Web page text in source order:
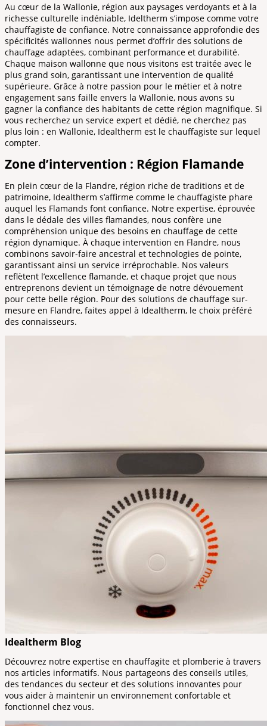
Au cœur de la Wallonie, région aux paysages verdoyants et à la
richesse culturelle indéniable, Ideltherm s’impose comme votre
chauffagiste de confiance. Notre connaissance approfondie des
spécificités wallonnes nous permet d’offrir des solutions de
chauffage adaptées, combinant performance et durabilité.
Chaque maison wallonne que nous visitons est traitée avec le
plus grand soin, garantissant une intervention de qualité
supérieure. Grâce à notre passion pour le métier et à notre
engagement sans faille envers la Wallonie, nous avons su
gagner la confiance des habitants de cette région magnifique. Si
vous recherchez un service expert et dédié, ne cherchez pas
plus loin : en Wallonie, Idealtherm est le chauffagiste sur lequel
compter.
Zone d’intervention : Région Flamande
En plein cœur de la Flandre, région riche de traditions et de
patrimoine, Idealtherm s’affirme comme le chauffagiste phare
auquel les Flamands font confiance. Notre expertise, éprouvée
dans le dédale des villes flamandes, nous confère une
compréhension unique des besoins en chauffage de cette
région dynamique. À chaque intervention en Flandre, nous
combinons savoir-faire ancestral et technologies de pointe,
garantissant ainsi un service irréprochable. Nos valeurs
reflètent l’excellence flamande, et chaque projet que nous
entreprenons devient un témoignage de notre dévouement
pour cette belle région. Pour des solutions de chauffage sur-
mesure en Flandre, faites appel à Idealtherm, le choix préféré
des connaisseurs.
Idealtherm Blog
Découvrez notre expertise en chauffagite et plomberie à travers
nos articles informatifs. Nous partageons des conseils utiles,
des tendances du secteur et des solutions innovantes pour
vous aider à maintenir un environnement confortable et
fonctionnel chez vous.